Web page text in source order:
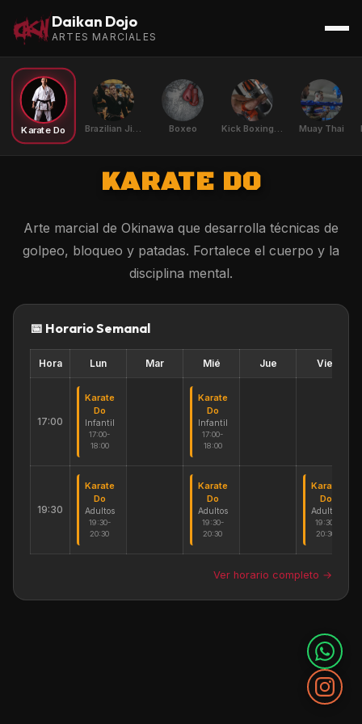
Daikan Dojo
ARTES MARCIALES
Karate Do Brazilian Jiu Jitsu Boxeo Kick Boxing K1 Muay Thai
KARATE DO
Arte marcial de Okinawa que desarrolla técnicas de
golpeo, bloqueo y patadas. Fortalece el cuerpo y la
disciplina mental.
📅 Horario Semanal
Hora Lun Mar Mié Jue Vie
17:00
Karate
Do
Infantil
17:00-
18:00
Karate
Do
Infantil
17:00-
18:00
19:30
Karate
Do
Adultos
19:30-
20:30
Karate
Do
Adultos
19:30-
20:30
Karate
Do
Adultos
19:30-
20:30
Ver horario completo →